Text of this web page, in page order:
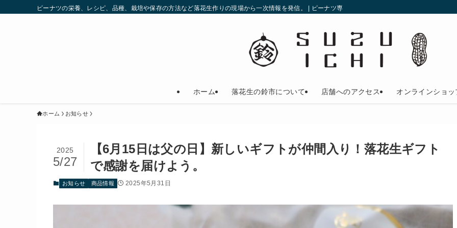
ピーナツの栄養、レシピ、品種、栽培や保存の方法など落花生作りの現場から一次情報を発信。 | ピーナツ専門店の鈴市
ホーム 落花生の鈴市について 店舗へのアクセス オンラインショッ
ホーム お知らせ
【6月15日は父の日】新しいギフトが仲間入り！落花生ギフト
で感謝を届けよう。
2025
5/27
お知らせ 商品情報 2025年5月31日